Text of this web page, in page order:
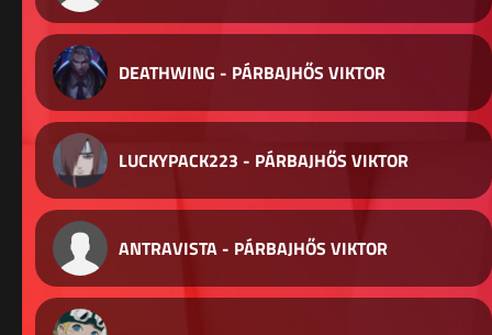
DEATHWING - PÁRBAJHŐS VIKTOR
LUCKYPACK223 - PÁRBAJHŐS VIKTOR
ANTRAVISTA - PÁRBAJHŐS VIKTOR